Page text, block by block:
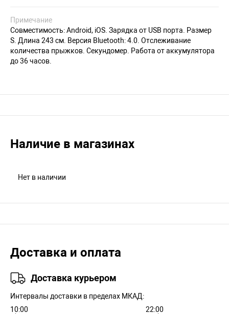
Примечание
Совместимость: Android, iOS. Зарядка от USB порта. Размер
S. Длина 243 см. Версия Bluetooth: 4.0. Отслеживание
количества прыжков. Секундомер. Работа от аккумулятора
до 36 часов.
Наличие в магазинах
Нет в наличии
Доставка и оплата
Доставка курьером
Интервалы доставки в пределах МКАД:
10:00
22:00